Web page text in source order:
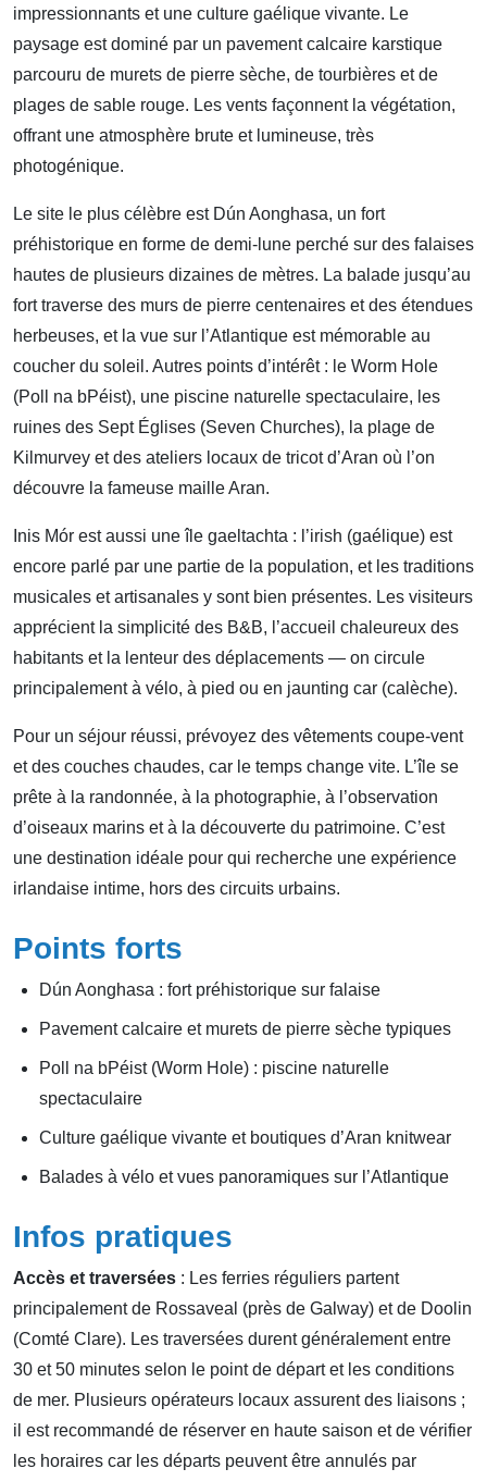
impressionnants et une culture gaélique vivante. Le
paysage est dominé par un pavement calcaire karstique
parcouru de murets de pierre sèche, de tourbières et de
plages de sable rouge. Les vents façonnent la végétation,
offrant une atmosphère brute et lumineuse, très
photogénique.
Le site le plus célèbre est Dún Aonghasa, un fort
préhistorique en forme de demi-lune perché sur des falaises
hautes de plusieurs dizaines de mètres. La balade jusqu’au
fort traverse des murs de pierre centenaires et des étendues
herbeuses, et la vue sur l’Atlantique est mémorable au
coucher du soleil. Autres points d’intérêt : le Worm Hole
(Poll na bPéist), une piscine naturelle spectaculaire, les
ruines des Sept Églises (Seven Churches), la plage de
Kilmurvey et des ateliers locaux de tricot d’Aran où l’on
découvre la fameuse maille Aran.
Inis Mór est aussi une île gaeltachta : l’irish (gaélique) est
encore parlé par une partie de la population, et les traditions
musicales et artisanales y sont bien présentes. Les visiteurs
apprécient la simplicité des B&B, l’accueil chaleureux des
habitants et la lenteur des déplacements — on circule
principalement à vélo, à pied ou en jaunting car (calèche).
Pour un séjour réussi, prévoyez des vêtements coupe-vent
et des couches chaudes, car le temps change vite. L’île se
prête à la randonnée, à la photographie, à l’observation
d’oiseaux marins et à la découverte du patrimoine. C’est
une destination idéale pour qui recherche une expérience
irlandaise intime, hors des circuits urbains.
Points forts
Dún Aonghasa : fort préhistorique sur falaise
Pavement calcaire et murets de pierre sèche typiques
Poll na bPéist (Worm Hole) : piscine naturelle
spectaculaire
Culture gaélique vivante et boutiques d’Aran knitwear
Balades à vélo et vues panoramiques sur l’Atlantique
Infos pratiques
Accès et traversées : Les ferries réguliers partent
principalement de Rossaveal (près de Galway) et de Doolin
(Comté Clare). Les traversées durent généralement entre
30 et 50 minutes selon le point de départ et les conditions
de mer. Plusieurs opérateurs locaux assurent des liaisons ;
il est recommandé de réserver en haute saison et de vérifier
les horaires car les départs peuvent être annulés par